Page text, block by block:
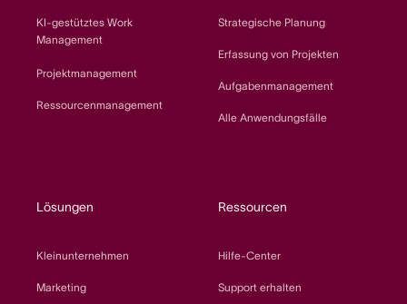
KI-gestütztes Work
Management
Projektmanagement
Ressourcenmanagement
Strategische Planung
Erfassung von Projekten
Aufgabenmanagement
Alle Anwendungsfälle
Lösungen
Kleinunternehmen
Marketing
Ressourcen
Hilfe-Center
Support erhalten